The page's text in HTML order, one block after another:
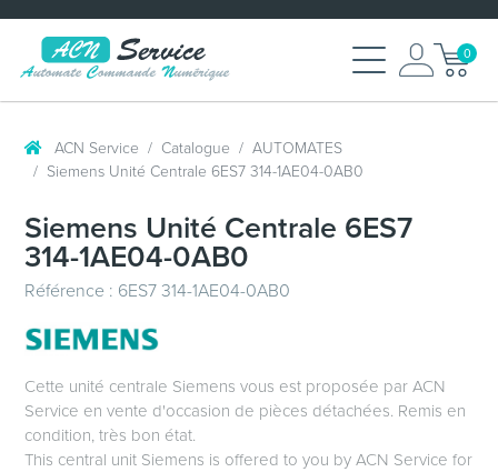
0
ACN Service Catalogue
AUTOMATES
Siemens Unité Centrale 6ES7 314-1AE04-0AB0
Siemens Unité Centrale 6ES7
314-1AE04-0AB0
Référence : 6ES7 314-1AE04-0AB0
Cette unité centrale Siemens vous est proposée par ACN
Service en vente d'occasion de pièces détachées. Remis en
condition, très bon état.
This central unit Siemens is offered to you by ACN Service for